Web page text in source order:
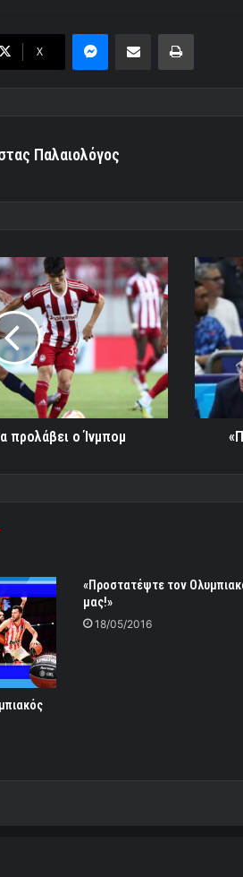
X
MessengerΚοινοποίηση μέσω ηλεκτρονικού ταχυδρομείουΕκτύπωση
Παλαιολόγος
προλάβει ο Ίνμπομ
«Πρώτος
εγώ
την
«Προστατέψτε τον
μας!»
18/05/2016